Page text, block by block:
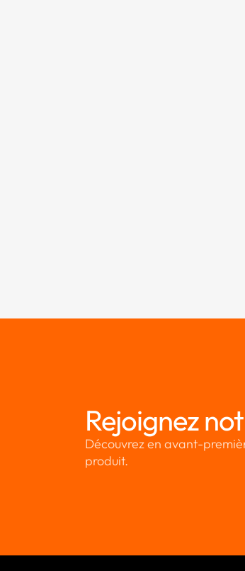
Rejoignez
Découvrez en avant-
produit.